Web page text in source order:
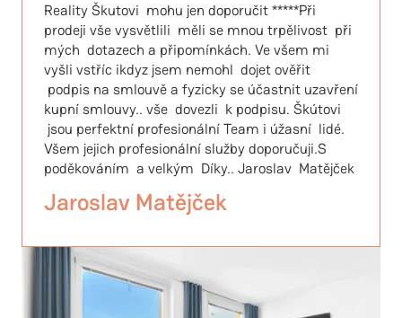
Reality Škutovi mohu jen doporučit *****Při
prodeji vše vysvětlili měli se mnou trpělivost při
mých dotazech a připomínkách. Ve všem mi
vyšli vstříc ikdyz jsem nemohl dojet ověřit
podpis na smlouvě a fyzicky se účastnit uzavření
kupní smlouvy.. vše dovezli k podpisu. Škútovi
jsou perfektní profesionální Team i úžasní lidé.
Všem jejich profesionální služby doporučuji.S
poděkováním a velkým Díky.. Jaroslav Matějček
Jaroslav Matějček